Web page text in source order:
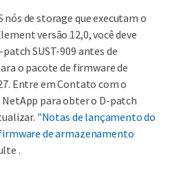
nós de storage que executam o
versão 12,0, você deve
SUST-909 antes de
o pacote de firmware de
Entre em Contato com o
para obter o D-patch
"Notas de lançamento do
de armazenamento
.